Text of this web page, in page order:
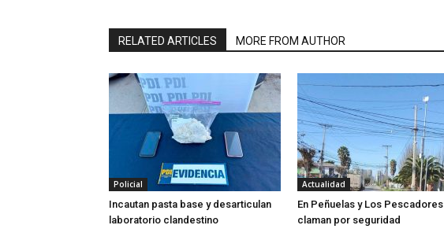
RELATED ARTICLES MORE FROM AUTHOR
Policial
Incautan pasta base y desarticulan
laboratorio clandestino
Actualidad
En Peñuelas y Los Pescadores
claman por seguridad